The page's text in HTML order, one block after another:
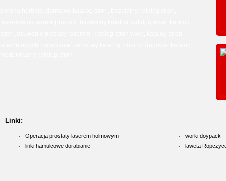
Linki:
Operacja prostaty laserem holmowym
linki hamulcowe dorabianie
worki doypack
laweta